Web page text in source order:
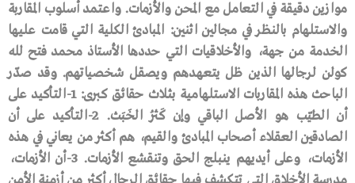
موازين دقيقة في التعامل مع المحن والأزمات. واعتمد أسلوب المقاربة
والاستلهام بالنظر في مجالين اثنين: المبادئ الكلية التي قامت عليها
الخدمة من جهة، والأخلاقيات التي حددها الأستاذ محمد فتح ﷲ
كولن لرجالها الذين ظل يتعهدهم ويصقل شخصياتهم. وقد صدّر
الباحث هذه المقاربات الاستلهامية بثلاث حقائق كبرى: 1-التأكيد على
أن الطيّب هو الأصل الباقي وإن كَثُر الخَبَث. 2-التأكيد على أن
الصادقين العقلاء أصحاب المبادئ والقيم، هم أكثر من يعاني في هذه
الأزمات، وعلى أيديهم ينبلج الحق وتنقشع الأزمات. 3-أن الأزمات،